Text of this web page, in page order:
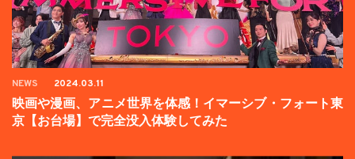
NEWS 2024.03.11
映画や漫画、アニメ世界を体感！イマーシブ・フォート東
京【お台場】で完全没入体験してみた